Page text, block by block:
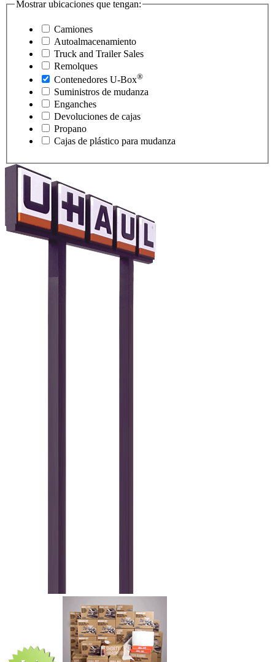
Mostrar ubicaciones que tengan:
Camiones
Autoalmacenamiento
Truck and Trailer Sales
Remolques
Contenedores U-Box®
Suministros de mudanza
Enganches
Devoluciones de cajas
Propano
Cajas de plástico para mudanza